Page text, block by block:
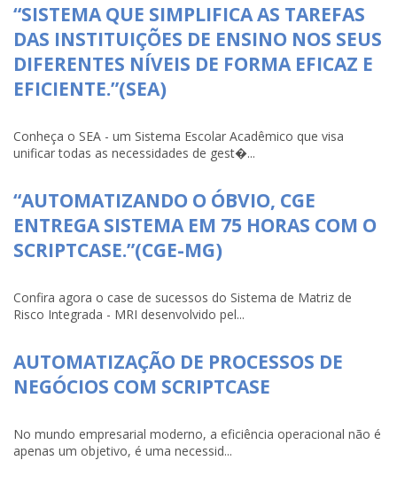
“SISTEMA QUE SIMPLIFICA AS TAREFAS
DAS INSTITUIÇÕES DE ENSINO NOS SEUS
DIFERENTES NÍVEIS DE FORMA EFICAZ E
EFICIENTE.”(SEA)
Conheça o SEA - um Sistema Escolar Acadêmico que visa
unificar todas as necessidades de gest�...
“AUTOMATIZANDO O ÓBVIO, CGE
ENTREGA SISTEMA EM 75 HORAS COM O
SCRIPTCASE.”(CGE-MG)
Confira agora o case de sucessos do Sistema de Matriz de
Risco Integrada - MRI desenvolvido pel...
AUTOMATIZAÇÃO DE PROCESSOS DE
NEGÓCIOS COM SCRIPTCASE
No mundo empresarial moderno, a eficiência operacional não é
apenas um objetivo, é uma necessid...